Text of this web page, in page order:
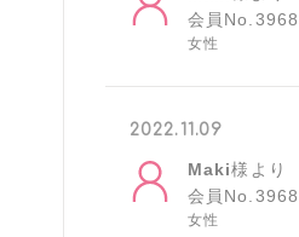
会員No.3968
女性
2022.11.09
Maki様より
会員No.3968
女性